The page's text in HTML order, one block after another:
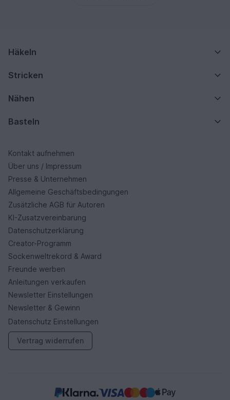
Häkeln
Stricken
Nähen
Basteln
Kontakt aufnehmen
Über uns / Impressum
Presse & Unternehmen
Allgemeine Geschäftsbedingungen
Zusätzliche AGB für Autoren
KI-Zusatzvereinbarung
Datenschutzerklärung
Creator-Programm
Sockenweltrekord & Award
Freunde werben
Anleitungen verkaufen
Newsletter Einstellungen
Newsletter & Gewinn
Datenschutz Einstellungen
Vertrag widerrufen